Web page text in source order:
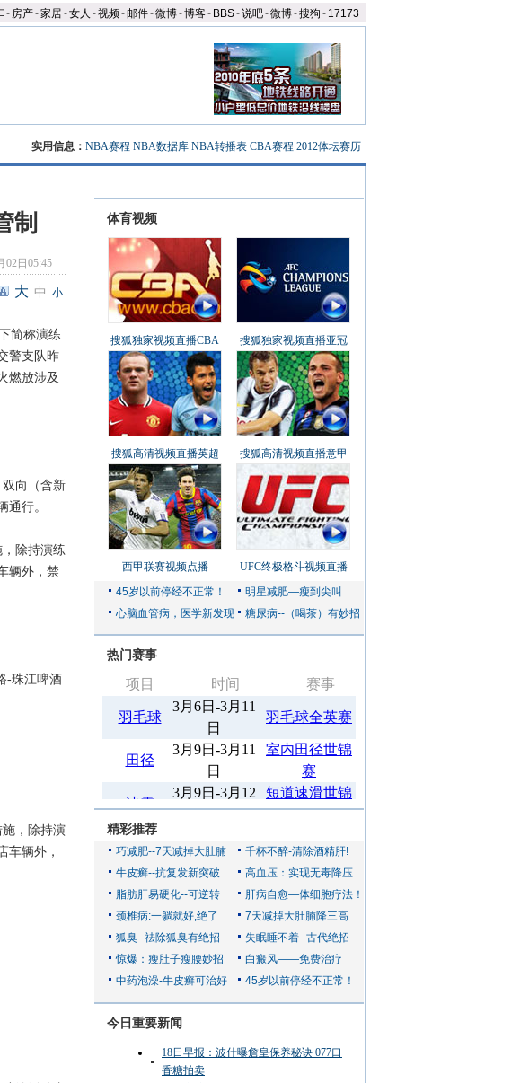
- 房产-家居-女人 -视频-邮件-微博-博客- BBS-说吧-微博-搜狗 - 17173
实用信息： NBA赛程 NBA数据库 NBA转播表 CBA赛程 2012体坛赛历
制
02日05:45
大 中 小
简称演练
警支队昨
燃放涉及
向（含新
行。
除持演练
辆外，禁
-珠江啤酒
，除持演
车辆外，
体育视频
搜狐独家视频直播CBA 搜狐独家视频直播亚冠
搜狐高清视频直播英超 搜狐高清视频直播意甲
西甲联赛视频点播 UFC终极格斗视频直播
热门赛事
精彩推荐
今日重要新闻